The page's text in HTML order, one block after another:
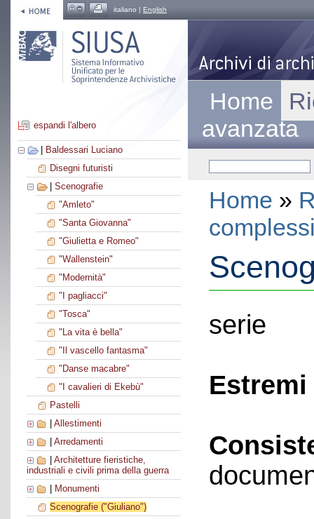
italiano | English
espandi l'albero
Baldessari Luciano
Disegni futuristi
Scenografie
"Amleto"
"Santa Giovanna"
"Giulietta e Romeo"
"Wallenstein"
"Modernità"
"I pagliacci"
"Tosca"
"La vita è bella"
"Il vascello fantasma"
"Danse macabre"
"I cavalieri di Ekebù"
Pastelli
Allestimenti
Arredamenti
Architetture fieristiche,
industriali e civili prima della guerra
Monumenti
Scenografie ("Giuliano")
Home
avanzata
Home »
serie